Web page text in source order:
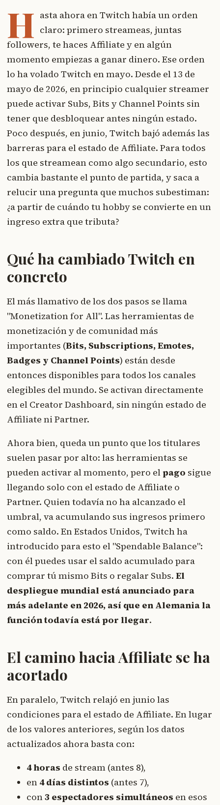
H asta ahora en Twitch había un orden
claro: primero streameas, juntas
followers, te haces Affiliate y en algún
momento empiezas a ganar dinero. Ese orden
lo ha volado Twitch en mayo. Desde el 13 de
mayo de 2026, en principio cualquier streamer
puede activar Subs, Bits y Channel Points sin
tener que desbloquear antes ningún estado.
Poco después, en junio, Twitch bajó además las
barreras para el estado de Affiliate. Para todos
los que streamean como algo secundario, esto
cambia bastante el punto de partida, y saca a
relucir una pregunta que muchos subestiman:
¿a partir de cuándo tu hobby se convierte en un
ingreso extra que tributa?
Qué ha cambiado Twitch en
concreto
El más llamativo de los dos pasos se llama
"Monetization for All". Las herramientas de
monetización y de comunidad más
importantes (Bits, Subscriptions, Emotes,
Badges y Channel Points) están desde
entonces disponibles para todos los canales
elegibles del mundo. Se activan directamente
en el Creator Dashboard, sin ningún estado de
Affiliate ni Partner.
Ahora bien, queda un punto que los titulares
suelen pasar por alto: las herramientas se
pueden activar al momento, pero elpago sigue
llegando solo con el estado de Affiliate o
Partner. Quien todavía no ha alcanzado el
umbral, va acumulando sus ingresos primero
como saldo. En Estados Unidos, Twitch ha
introducido para esto el "Spendable Balance":
con él puedes usar el saldo acumulado para
comprar tú mismo Bits o regalar Subs. El
despliegue mundial está anunciado para
más adelante en 2026, así que en Alemania la
función todavía está por llegar.
El camino hacia Affiliate se ha
acortado
En paralelo, Twitch relajó en junio las
condiciones para el estado de Affiliate. En lugar
de los valores anteriores, según los datos
actualizados ahora basta con:
4 horas de stream (antes 8),
en 4 días distintos (antes 7),
con3 espectadores simultáneos en esos